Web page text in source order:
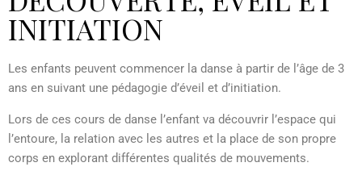
INITIATION
Les enfants peuvent commencer la danse à partir de l’âge de 3
ans en suivant une pédagogie d’éveil et d’initiation.
Lors de ces cours de danse l’enfant va découvrir l’espace qui
l’entoure, la relation avec les autres et la place de son propre
corps en explorant différentes qualités de mouvements.